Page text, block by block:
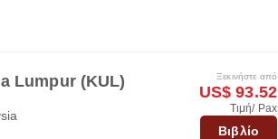
Lumpur (KUL) Ξεκινήστε από
US$ 93.52
Τιμή/ Pax
Βιβλίο